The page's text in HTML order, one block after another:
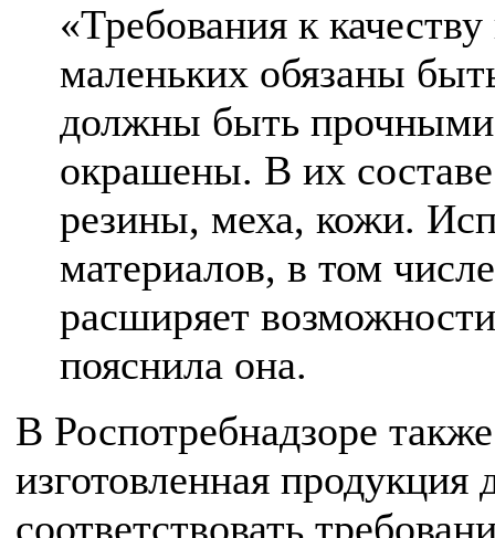
«Требования к
маленьких обязаны
должны быть
окрашены. В их
резины, меха, кожи.
материалов, в том
расширяет
пояснила она.
В Роспотребнадзоре
изготовленная
соответствовать